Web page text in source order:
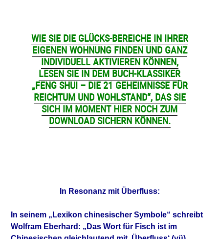
WIE SIE DIE GLÜCKS-BEREICHE IN IHRER
EIGENEN WOHNUNG FINDEN UND GANZ
INDIVIDUELL AKTIVIEREN KÖNNEN,
LESEN SIE IN DEM BUCH-KLASSIKER
„FENG SHUI – DIE 21 GEHEIMNISSE FÜR
REICHTUM UND WOHLSTAND“, DAS SIE
SICH IM MOMENT HIER NOCH ZUM
DOWNLOAD SICHERN KÖNNEN.
In Resonanz mit Überfluss:
In seinem „Lexikon chinesischer Symbole“ schreibt
Wolfram Eberhard: „Das Wort für Fisch ist im